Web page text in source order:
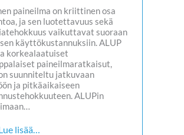
paineilma on kriittinen osa
ja sen luotettavuus sekä
vaikuttavat suoraan
käyttökustannuksiin. ALUP
korkealaatuiset
paineilmaratkaisut,
suunniteltu jatkuvaan
ja pitkäaikaiseen
ALUPin
lisää…